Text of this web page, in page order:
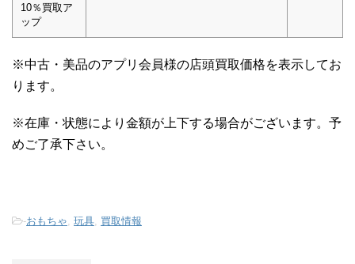
10％買取ア
ップ
※中古・美品のアプリ会員様の店頭買取価格を表示してお
ります。
※在庫・状態により金額が上下する場合がございます。予
めご了承下さい。
-おもちゃ 玩具 買取情報